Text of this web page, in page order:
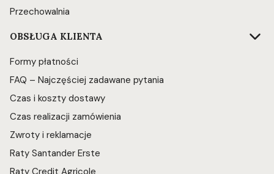
Przechowalnia
OBSŁUGA KLIENTA
Formy płatności
FAQ – Najczęściej zadawane pytania
Czas i koszty dostawy
Czas realizacji zamówienia
Zwroty i reklamacje
Raty Santander Erste
Raty Credit Agricole